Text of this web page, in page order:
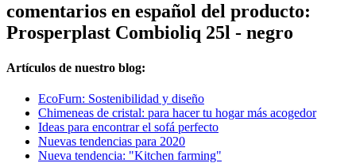
comentarios en español del producto:
Prosperplast Combioliq 25l - negro
Artículos de nuestro blog:
EcoFurn: Sostenibilidad y diseño
Chimeneas de cristal: para hacer tu hogar más acogedor
Ideas para encontrar el sofá perfecto
Nuevas tendencias para 2020
Nueva tendencia: "Kitchen farming"